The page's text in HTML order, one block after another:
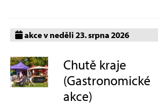
akce v neděli 23. srpna 2026
Chutě kraje
(Gastronomické
akce)